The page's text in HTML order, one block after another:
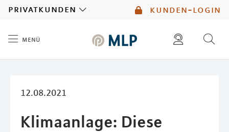
kunden-login
privatkunden
menü
12.08.2021
Klimaanlage: Diese